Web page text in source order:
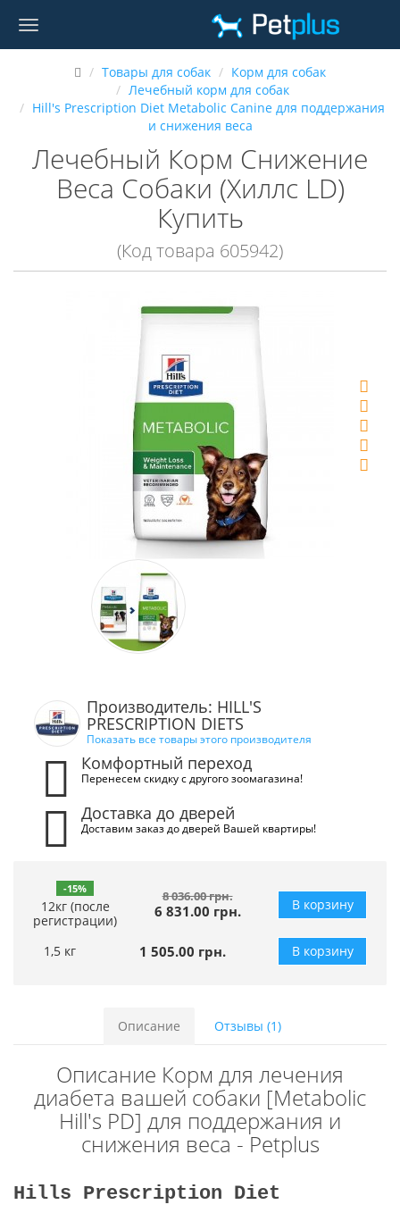
Товары для собак
Корм для собак
Лечебный корм для собак
Hill's Prescription Diet Metabolic Canine для поддержания
и снижения веса
Лечебный Корм Снижение
Веса Собаки (Хиллс LD)
Купить
(Код товара 605942)
Производитель: HILL'S
PRESCRIPTION DIETS
Показать все товары этого производителя
Комфортный переход
Перенесем скидку с другого зоомагазина!
Доставка до дверей
Доставим заказ до дверей Вашей квартиры!
-15%
12кг (после
регистрации)
8 036.00 грн.
6 831.00 грн. В корзину
1,5 кг 1 505.00 грн. В корзину
Описание Отзывы (1)
Описание Корм для лечения
диабета вашей собаки [Metabolic
Hill's PD] для поддержания и
снижения веса - Petplus
Hills Prescription Diet